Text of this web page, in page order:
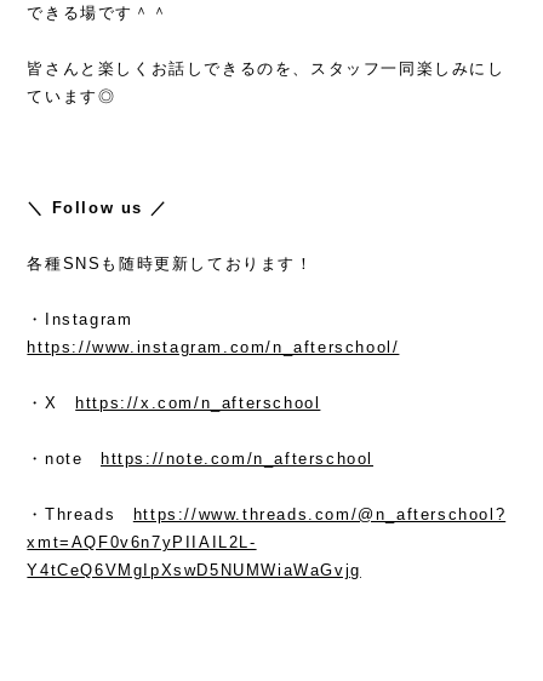
できる場です＾＾
皆さんと楽しくお話しできるのを、スタッフ一同楽しみにし
ています◎
＼ Follow us ／
各種SNSも随時更新しております！
・Instagram
https://www.instagram.com/n_afterschool/
・X https://x.com/n_afterschool
・note https://note.com/n_afterschool
・Threads
https://www.threads.com/@n_afterschool?
xmt=AQF0v6n7yPIIAIL2L-
Y4tCeQ6VMgIpXswD5NUMWiaWaGvjg